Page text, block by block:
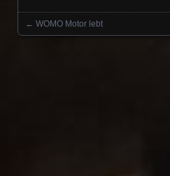
Posts navigation
← WOMO Motor lebt